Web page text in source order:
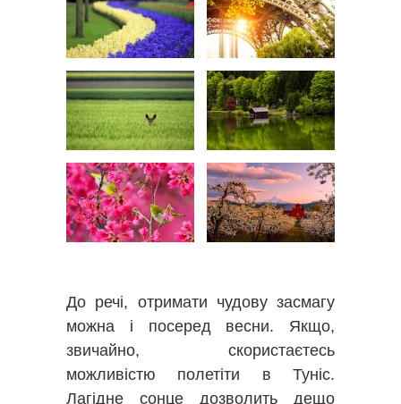
До речі, отримати чудову засмагу
можна і посеред весни. Якщо,
звичайно, скористаєтесь
можливістю полетіти в Туніс.
Лагідне сонце дозволить дещо